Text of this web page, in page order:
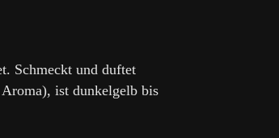
Schmeckt und duftet
ist dunkelgelb bis